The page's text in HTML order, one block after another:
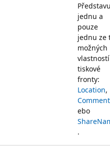
jednu a
pouze
jednu ze
možných
vlastností
tiskové
fronty:
Location,
Comment
ebo
.